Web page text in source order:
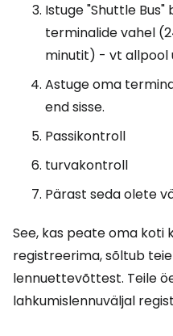
Istuge "Shuttle Bus"
terminalide vahel
minutit) - vt allpool
Astuge oma
end sisse.
Passikontroll
turvakontroll
Pärast seda olete
See, kas peate oma koti
registreerima, sõltub
lennuettevõttest. Teile
lahkumislennuväljal